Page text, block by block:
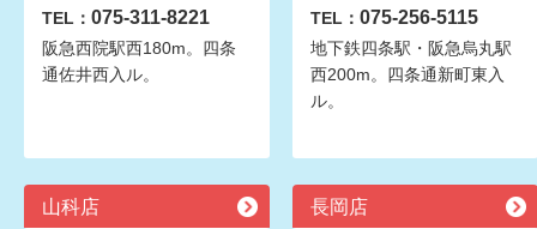
TEL： 075-311-8221
阪急西院駅西180m。四条
通佐井西入ル。
TEL： 075-256-5115
地下鉄四条駅・阪急烏丸駅
西200m。四条通新町東入
ル。
山科店 長岡店